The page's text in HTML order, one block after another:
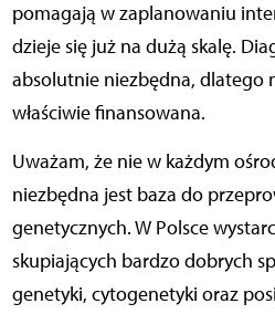
pomagają w zaplanowaniu
dzieje się już na dużą skalę.
absolutnie niezbędna, dlatego
właściwie finansowana.
Uważam, że nie w każdym
niezbędna jest baza do
genetycznych. W Polsce
skupiających bardzo dobrych
genetyki, cytogenetyki oraz